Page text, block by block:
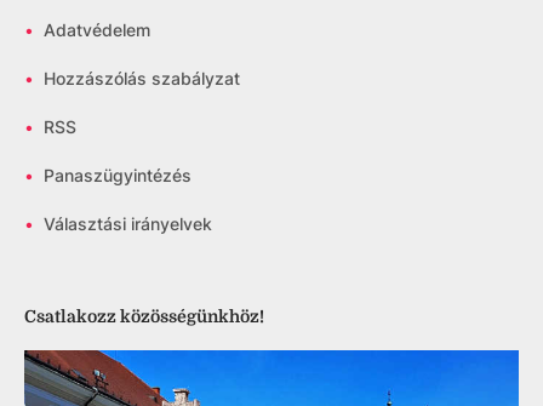
• Adatvédelem
• Hozzászólás szabályzat
• RSS
• Panaszügyintézés
• Választási irányelvek
Csatlakozz közösségünkhöz!